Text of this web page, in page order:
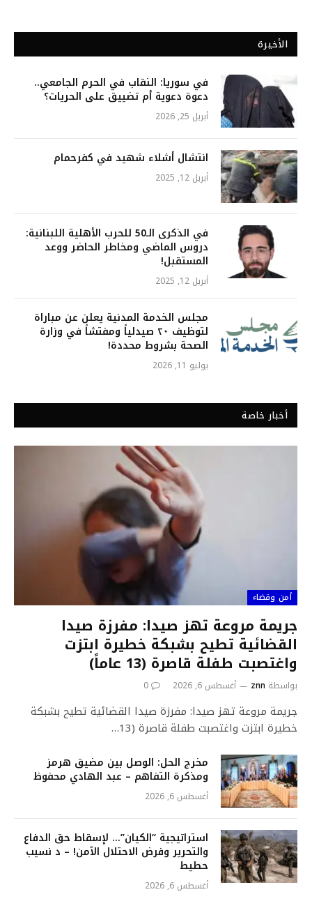
الأخيرة
في سوريا: النقاب في الحرم الجامعي..
دعوة دعوية أم تضييق على الحريات؟
أبريل 25, 2026
انتشال أشلاء شهيد في كفرحمام
أبريل 12, 2025
في الذكرى الـ50 للحرب الأهلية اللبنانية:
دروس الماضي ومخاطر الحاضر ووعد
المستقبل!
أبريل 12, 2025
مجلس الخدمة المدنية يعلن عن مباراة
لتوظيف ٢٠ صيدلياً ومفتشاً في وزارة
الصحة بشروط محددة!
يوليو 11, 2026
أخبار خاصة
أمن وقضاء
جريمة مروعة تهز صيدا: مفرزة صيدا
القضائية تطيح بشبكة خطيرة ابتزت
واغتصبت طفلة قاصرة (13 عاماً)
بواسطة znn أغسطس 6, 2026 0
جريمة مروعة تهز صيدا: مفرزة صيدا القضائية تطيح بشبكة
خطيرة ابتزت واغتصبت طفلة قاصرة (13…
مخرج الحل: الوصل بين مضيق هرمز
ومذكرة التفاهم – عبد الهادي محفوظ
أغسطس 6, 2026
استراتيجية “الكيان”… لإسقاط حق الدفاع
والتحرير وفرض الاحتلال الآمن! – د نسيب
حطيط
أغسطس 6, 2026